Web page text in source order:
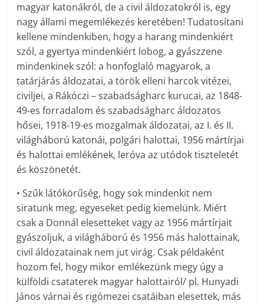
magyar katonákról, de a civil áldozatokról is, egy
nagy állami megemlékezés keretében! Tudatosítani
kellene mindenkiben, hogy a harang mindenkiért
szól, a gyertya mindenkiért lobog, a gyászzene
mindenkinek szól: a honfoglaló magyarok, a
tatárjárás áldozatai, a török elleni harcok vitézei,
civiljei, a Rákóczi – szabadságharc kurucai, az 1848-
49-es forradalom és szabadságharc áldozatos
hősei, 1918-19-es mozgalmak áldozatai, az I. és II.
világháború katonái, polgári halottai, 1956 mártírjai
és halottai emlékének, leróva az utódok tiszteletét
és köszönetét.
• Szűk látókörűség, hogy sok mindenkit nem
siratunk meg, egyeseket pedig kiemelünk. Miért
csak a Donnál elesetteket vagy az 1956 mártírjait
gyászoljuk, a világháború és 1956 más halottainak,
civil áldozatainak nem jut virág. Csak példaként
hozom fel, hogy mikor emlékezünk megy úgy a
külföldi csataterek magyar halottairól/ pl. Hunyadi
János várnai és rigómezei csatáiban elesettek, más